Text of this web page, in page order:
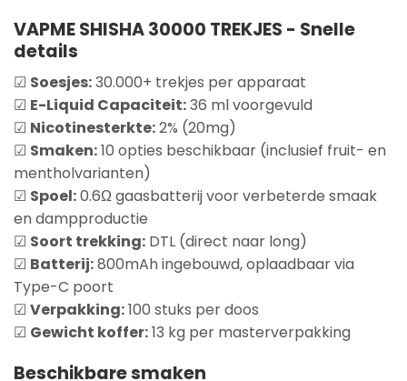
VAPME SHISHA 30000 TREKJES - Snelle
details
☑ Soesjes:30.000+ trekjes per apparaat
☑ E-Liquid Capaciteit:36 ml voorgevuld
☑ Nicotinesterkte:2% (20mg)
☑ Smaken:10 opties beschikbaar (inclusief fruit- en
mentholvarianten)
☑ Spoel:0.6Ω gaasbatterij voor verbeterde smaak
en dampproductie
☑ Soort trekking: DTL (direct naar long)
☑ Batterij:800mAh ingebouwd, oplaadbaar via
Type-C poort
☑ Verpakking:100 stuks per doos
☑ Gewicht koffer:13 kg per masterverpakking
Beschikbare smaken